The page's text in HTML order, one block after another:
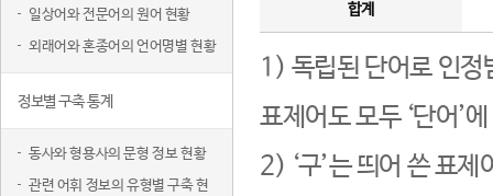
일상어와 전문어의 원어 현황
외래어와 혼종어의 언어명별 현황
정보별 구축 통계
동사와 형용사의 문형 정보 현황
관련 어휘 정보의 유형별 구축 현
합계
1) 독립된 단어로 인정
표제어도 모두 ‘단어’
2) ‘구’는 띄어 쓴 표